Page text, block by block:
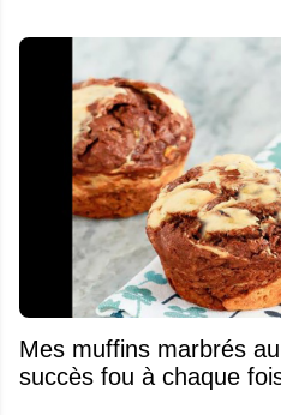
Mes muffins marbrés
succès fou à chaque